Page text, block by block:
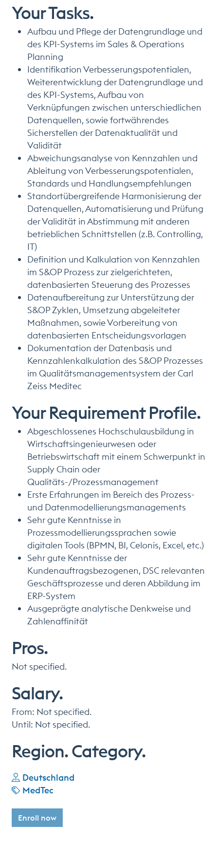
Your Tasks.
Aufbau und Pflege der Datengrundlage und
des KPI-Systems im Sales & Operations
Planning
Identifikation Verbesserungspotentialen,
Weiterentwicklung der Datengrundlage und
des KPI-Systems, Aufbau von
Verknüpfungen zwischen unterschiedlichen
Datenquellen, sowie fortwährendes
Sicherstellen der Datenaktualität und
Validität
Abweichungsanalyse von Kennzahlen und
Ableitung von Verbesserungspotentialen,
Standards und Handlungsempfehlungen
Standortübergreifende Harmonisierung der
Datenquellen, Automatisierung und Prüfung
der Validität in Abstimmung mit anderen
betrieblichen Schnittstellen (z.B. Controlling,
IT)
Definition und Kalkulation von Kennzahlen
im S&OP Prozess zur zielgerichteten,
datenbasierten Steuerung des Prozesses
Datenaufbereitung zur Unterstützung der
S&OP Zyklen, Umsetzung abgeleiteter
Maßnahmen, sowie Vorbereitung von
datenbasierten Entscheidungsvorlagen
Dokumentation der Datenbasis und
Kennzahlenkalkulation des S&OP Prozesses
im Qualitätsmanagementsystem der Carl
Zeiss Meditec
Your Requirement Profile.
Abgeschlossenes Hochschulausbildung in
Wirtschaftsingenieurwesen oder
Betriebswirtschaft mit einem Schwerpunkt in
Supply Chain oder
Qualitäts-/Prozessmanagement
Erste Erfahrungen im Bereich des Prozess-
und Datenmodellierungsmanagements
Sehr gute Kenntnisse in
Prozessmodellierungssprachen sowie
digitalen Tools (BPMN, BI, Celonis, Excel, etc.)
Sehr gute Kenntnisse der
Kundenauftragsbezogenen, DSC relevanten
Geschäftsprozesse und deren Abbildung im
ERP-System
Ausgeprägte analytische Denkweise und
Zahlenaffinität
Pros.
Not specified.
Salary.
From: Not specified.
Until: Not specified.
Region. Category.
Deutschland
MedTec
Enroll now